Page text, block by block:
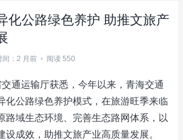
化公路绿色养护 助推文旅产
间：2 月前 • 阅读 550
通运输厅获悉，今年以来，青海交通
化公路绿色养护模式，在旅游旺季来临
路域生态环境、完善生态路网体系，以
设成效，助推文旅产业高质量发展。